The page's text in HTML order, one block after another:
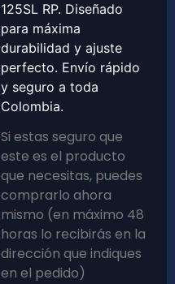
125SL RP. Diseñado
para máxima
durabilidad y ajuste
perfecto. Envío rápido
y seguro a toda
Colombia.
Si estas seguro que
este es el producto
que necesitas, puedes
comprarlo ahora
mismo (en máximo 48
horas lo recibirás en la
dirección que indiques
en el pedido)